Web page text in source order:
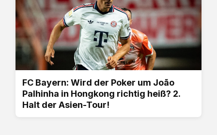
FC Bayern: Wird der Poker um João
Palhinha in Hongkong richtig heiß? 2.
Halt der Asien-Tour!